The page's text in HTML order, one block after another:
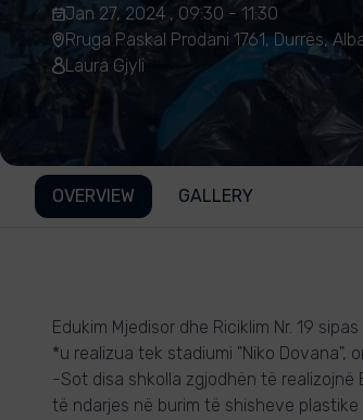
Jan 27, 2024 , 09:30 - 11:30
Rruga Paskal Prodani 1761, Durrës,
Laura Gjyli
OVERVIEW GALLERY
Edukim Mjedisor dhe Riciklim Nr. 19
*u realizua tek stadiumi "Niko Dovana",
-Sot disa shkolla zgjodhën të
të ndarjes në burim të shisheve